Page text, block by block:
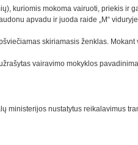
kuriomis mokoma vairuoti, priekis ir
apvadu ir juoda raide „M“
skiriamasis ženklas.
vairavimo mokyklos
ministerijos nustatytus reikalavimus